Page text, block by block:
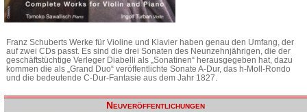
Franz Schuberts Werke für Violine und Klavier haben genau den Umfang, der
auf zwei CDs passt. Es sind die drei Sonaten des Neunzehnjährigen, die der
geschäftstüchtige Verleger Diabelli als „Sonatinen“ herausgegeben hat, dazu
kommen die als „Grand Duo“ veröffentlichte Sonate A-Dur, das h-Moll-Rondo
und die bedeutende C-Dur-Fantasie aus dem Jahr 1827.
Neuveröffentlichungen